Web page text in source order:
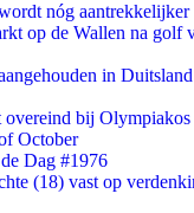
nóg aantrekkelijker
op de Wallen na golf
in
bij Olympiakos
October
Dag #1976
(18) vast op